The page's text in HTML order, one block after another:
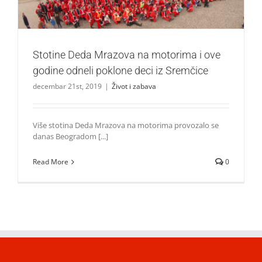
Stotine Deda Mrazova na motorima i ove
godine odneli poklone deci iz Sremčice
decembar 21st, 2019 | Život i zabava
Više stotina Deda Mrazova na motorima provozalo se
danas Beogradom [...]
Read More 0